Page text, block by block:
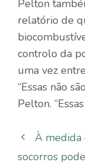
Pelton
relatório de
controlo da
uma vez
“Essas não
Pelton.
À medida
socorros